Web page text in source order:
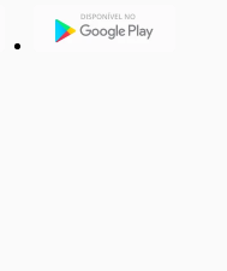
(R-32)
h (valor incomum para essa